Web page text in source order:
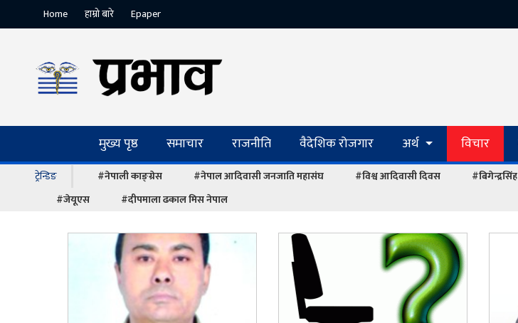
Home हाम्रो बारे Epaper
मुख्य पृष्ठ समाचार राजनीति वैदेशिक रोजगार अर्थ विचार
ट्रेन्डिङ #नेपाली काङ्ग्रेस #नेपाल आदिवासी जनजाति महासंघ #विश्व आदिवासी दिवस
#जेयूएस
#दीपमाला ढकाल मिस नेपाल